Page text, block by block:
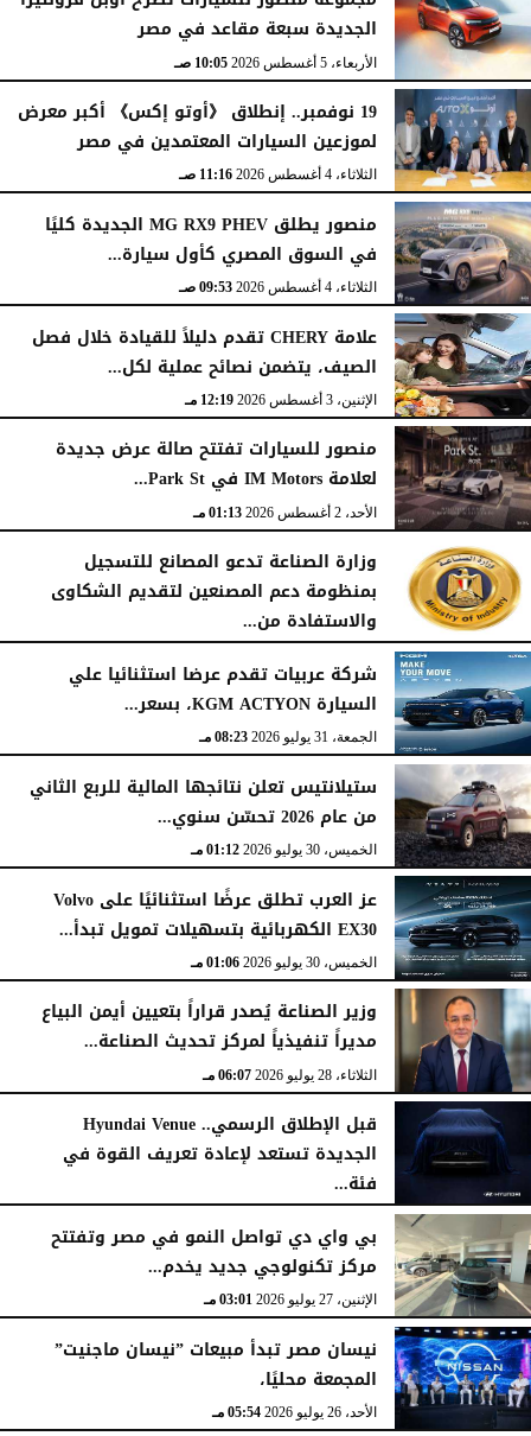
الجديدة سبعة مقاعد في مصر
الأربعاء، 5 أغسطس 2026 10:05 صـ
19 نوفمبر.. إنطلاق 《أوتو إكس》 أكبر معرض
لموزعين السيارات المعتمدين في مصر
الثلاثاء، 4 أغسطس 2026 11:16 صـ
منصور يطلق MG RX9 PHEV الجديدة كليًا
في السوق المصري كأول سيارة...
الثلاثاء، 4 أغسطس 2026 09:53 صـ
علامة CHERY تقدم دليلاً للقيادة خلال فصل
الصيف، يتضمن نصائح عملية لكل...
الإثنين، 3 أغسطس 2026 12:19 مـ
منصور للسيارات تفتتح صالة عرض جديدة
لعلامة IM Motors في Park St...
الأحد، 2 أغسطس 2026 01:13 مـ
وزارة الصناعة تدعو المصانع للتسجيل
بمنظومة دعم المصنعين لتقديم الشكاوى
والاستفادة من...
السبت، 1 أغسطس 2026
شركة عربيات تقدم عرضا استثنائيا علي
السيارة KGM ACTYON، بسعر...
الجمعة، 31 يوليو 2026 08:23 مـ
ستيلانتيس تعلن نتائجها المالية للربع الثاني
من عام 2026 تحسّن سنوي...
الخميس، 30 يوليو 2026 01:12 مـ
عز العرب تطلق عرضًا استثنائيًا على Volvo
EX30 الكهربائية بتسهيلات تمويل تبدأ...
الخميس، 30 يوليو 2026 01:06 مـ
وزير الصناعة يُصدر قراراً بتعيين أيمن البياع
مديراً تنفيذياً لمركز تحديث الصناعة...
الثلاثاء، 28 يوليو 2026 06:07 مـ
قبل الإطلاق الرسمي.. Hyundai Venue
الجديدة تستعد لإعادة تعريف القوة في
فئة...
الثلاثاء، 28 يوليو 2026 12:28 مـ
بي واي دي تواصل النمو في مصر وتفتتح
مركز تكنولوجي جديد يخدم...
الإثنين، 27 يوليو 2026 03:01 مـ
نيسان مصر تبدأ مبيعات ”نيسان ماجنيت”
المجمعة محليًا،
الأحد، 26 يوليو 2026 05:54 مـ